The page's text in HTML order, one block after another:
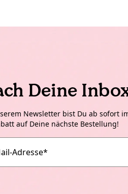
Deine
Newsletter bist Du ab sofort
auf Deine nächste Bestellung!
Adresse*